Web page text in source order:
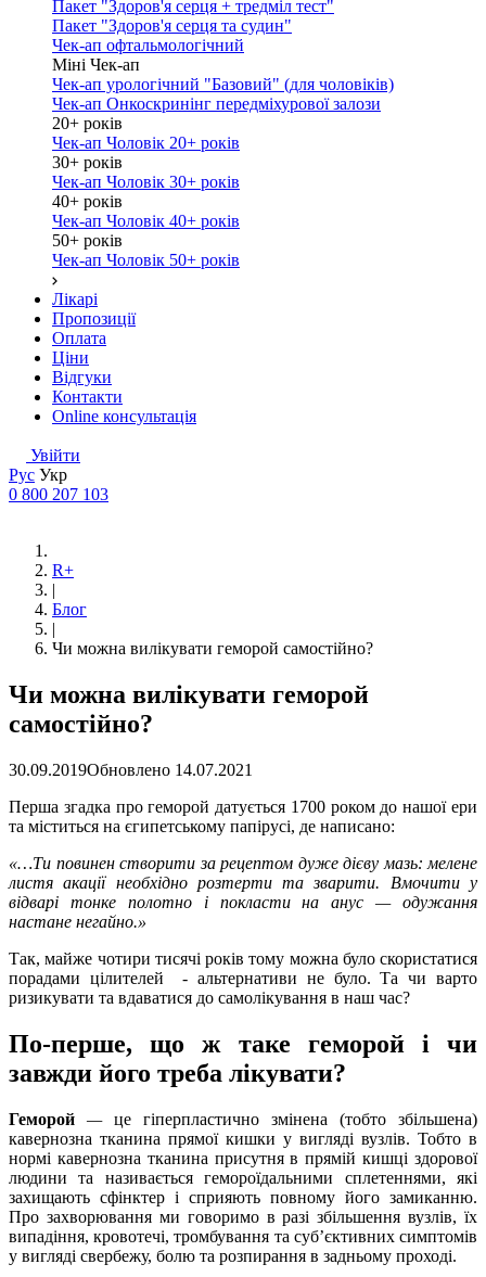
Пакет "Здоров'я серця + тредміл тест"
Пакет "Здоров'я серця та судин"
Чек-ап офтальмологічний
Міні Чек-ап
Чек-ап урологічний "Базовий" (для чоловіків)
Чек-ап Онкоскринінг передміхурової залози
20+ років
Чек-ап Чоловік 20+ років
30+ років
Чек-ап Чоловік 30+ років
40+ років
Чек-ап Чоловік 40+ років
50+ років
Чек-ап Чоловік 50+ років
Лікарі
Пропозиції
Оплата
Ціни
Відгуки
Контакти
Online консультація
Увійти
Рус Укр
0 800 207 103
R+
|
Блог
|
Чи можна вилікувати геморой самостійно?
Чи можна вилікувати геморой
самостійно?
30.09.2019Обновлено 14.07.2021
Перша згадка про геморой датується 1700 роком до нашої ери
та міститься на єгипетському папірусі, де написано:
«…Ти повинен створити за рецептом дуже дієву мазь: мелене
листя акації необхідно розтерти та зварити. Вмочити у
відварі тонке полотно і покласти на анус — одужання
настане негайно.»
Так, майже чотири тисячі років тому можна було скористатися
порадами цілителей - альтернативи не було. Та чи варто
ризикувати та вдаватися до самолікування в наш час?
По-перше, що ж таке геморой і чи
завжди його треба лікувати?
Геморой —це гіперпластично змінена (тобто збільшена)
кавернозна тканина прямої кишки у вигляді вузлів. Тобто в
нормі кавернозна тканина присутня в прямій кишці здорової
людини та називається гемороїдальними сплетеннями, які
захищають сфінктер і сприяють повному його замиканню.
Про захворювання ми говоримо в разі збільшення вузлів, їх
випадіння, кровотечі, тромбування та суб’єктивних симптомів
у вигляді свербежу, болю та розпирання в задньому проході.